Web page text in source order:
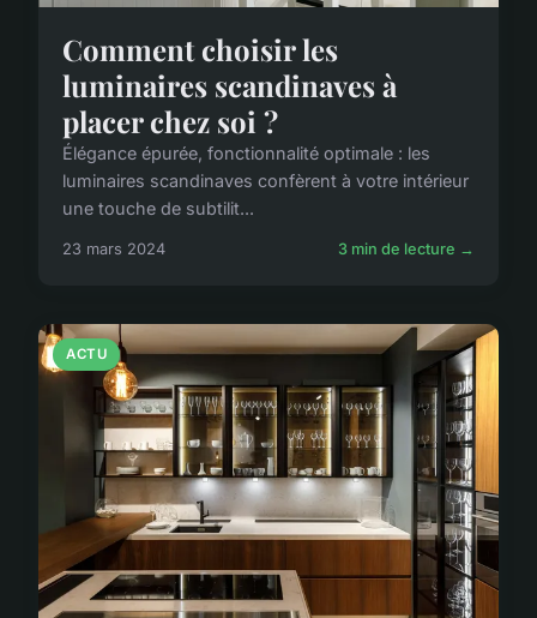
Comment choisir les
luminaires scandinaves à
placer chez soi ?
Élégance épurée, fonctionnalité optimale : les
luminaires scandinaves confèrent à votre intérieur
une touche de subtilit...
23 mars 2024 3 min de lecture →
ACTU